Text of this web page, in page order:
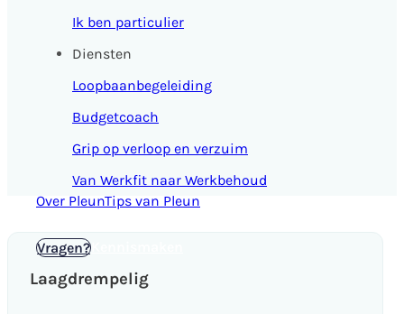
Ik ben particulier
Diensten
Loopbaanbegeleiding
Budgetcoach
Grip op verloop en verzuim
Van Werkfit naar Werkbehoud
Over PleunTips van Pleun
Vragen?
Laagdrempelig